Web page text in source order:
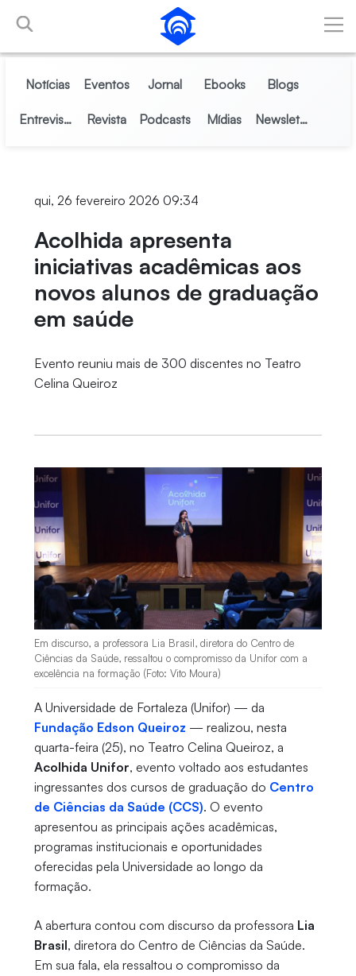
Pular para o Conteúdo principal
Notícias Eventos Jornal Ebooks Blogs
Entrevistas Revista Podcasts Mídias Newsletter
qui, 26 fevereiro 2026 09:34
Acolhida apresenta
iniciativas acadêmicas aos
novos alunos de graduação
em saúde
Evento reuniu mais de 300 discentes no Teatro
Celina Queiroz
Em discurso, a professora Lia Brasil, diretora do Centro de
Ciências da Saúde, ressaltou o compromisso da Unifor com a
excelência na formação (Foto: Vito Moura)
A Universidade de Fortaleza (Unifor) — da
Fundação Edson Queiroz — realizou, nesta
quarta-feira (25), no Teatro Celina Queiroz, a
Acolhida Unifor, evento voltado aos estudantes
ingressantes dos cursos de graduação do Centro
de Ciências da Saúde (CCS). O evento
apresentou as principais ações acadêmicas,
programas institucionais e oportunidades
oferecidas pela Universidade ao longo da
formação.
A abertura contou com discurso da professora Lia
Brasil, diretora do Centro de Ciências da Saúde.
Em sua fala, ela ressaltou o compromisso da